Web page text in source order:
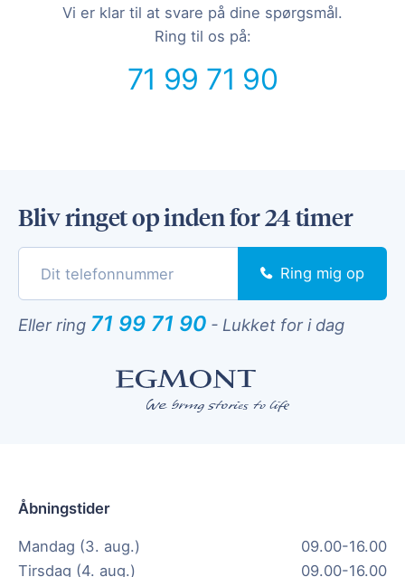
Vi er klar til at svare på dine spørgsmål.
Ring til os på:
71 99 71 90
Bliv ringet op inden for 24 timer
Ring mig op
Eller ring 71 99 71 90 - Lukket for i dag
Åbningstider
Mandag (3. aug.)
09.00-16.00
Tirsdag (4. aug.)
09.00-16.00